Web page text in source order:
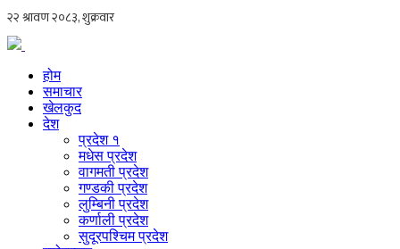
होम
समाचार
खेलकुद
देश
प्रदेश १
मधेस प्रदेश
वागमती प्रदेश
गण्डकी प्रदेश
लुम्बिनी प्रदेश
कर्णाली प्रदेश
सुदूरपश्चिम प्रदेश